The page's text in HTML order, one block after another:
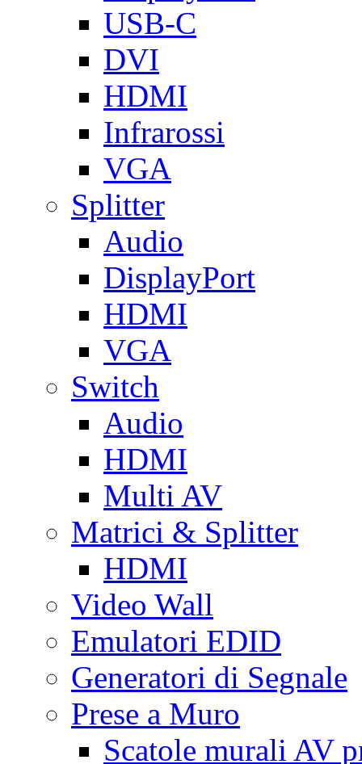
USB-C
DVI
HDMI
Infrarossi
VGA
Splitter
Audio
DisplayPort
HDMI
VGA
Switch
Audio
HDMI
Multi AV
Matrici & Splitter
HDMI
Video Wall
Emulatori EDID
Generatori di Segnale
Prese a Muro
Scatole murali AV